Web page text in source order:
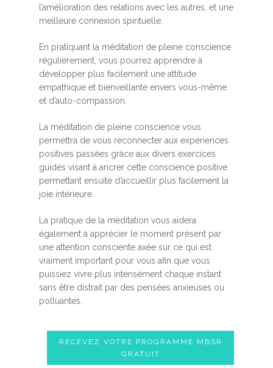
l’amélioration des relations avec les autres, et une
meilleure connexion spirituelle.
En pratiquant la méditation de pleine conscience
régulièrement, vous pourrez apprendre à
développer plus facilement une attitude
empathique et bienveillante envers vous-même
et d’auto-compassion.
La méditation de pleine conscience vous
permettra de vous reconnecter aux expériences
positives passées grâce aux divers exercices
guidés visant à ancrer cette conscience positive
permettant ensuite d’accueillir plus facilement la
joie intérieure.
La pratique de la méditation vous aidera
également à apprécier le moment présent par
une attention consciente axée sur ce qui est
vraiment important pour vous afin que vous
puissiez vivre plus intensément chaque instant
sans être distrait par des pensées anxieuses ou
polluantes.
RECEVEZ VOTRE PROGRAMME MBSR
GRATUIT